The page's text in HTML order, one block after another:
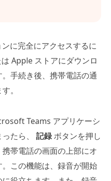
に完全にアクセスするに
Apple ストアにダウンロ
手続き後、携帯電話の通
。
Teams アプリケーシ
たら、 記録ボタンを押し
帯電話の画面の上部にオ
この機能は、録音が開始